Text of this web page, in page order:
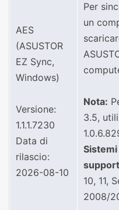
AES
(ASUSTOR
EZ Sync,
Windows)
Versione:
1.1.1.7230
Data di
rilascio:
2026-08-10
Per
un
Nota:
3.5,
10, 11,
2008/